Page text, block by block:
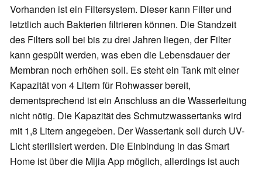
Vorhanden ist ein Filtersystem. Dieser kann Filter und
letztlich auch Bakterien filtrieren können. Die Standzeit
des Filters soll bei bis zu drei Jahren liegen, der Filter
kann gespült werden, was eben die Lebensdauer der
Membran noch erhöhen soll. Es steht ein Tank mit einer
Kapazität von 4 Litern für Rohwasser bereit,
dementsprechend ist ein Anschluss an die Wasserleitung
nicht nötig. Die Kapazität des Schmutzwassertanks wird
mit 1,8 Litern angegeben. Der Wassertank soll durch UV-
Licht sterilisiert werden. Die Einbindung in das Smart
Home ist über die Mijia App möglich, allerdings ist auch